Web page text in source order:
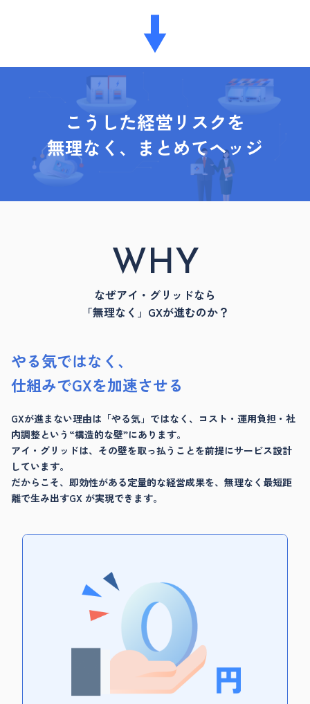
こうした経営リスクを
無理なく、
まとめてヘッジ
WHY
なぜアイ・グリッドなら
「無理なく」GXが進むのか？
やる気ではなく、
仕組みでGXを加速させる
GXが進まない理由は「やる気」ではなく、コスト・運用負担・社
内調整という“構造的な壁”にあります。
アイ・グリッドは、その壁を取っ払うことを前提にサービス設計
しています。
だからこそ、即効性がある定量的な経営成果を、無理なく最短距
離で生み出すGX が実現できます。